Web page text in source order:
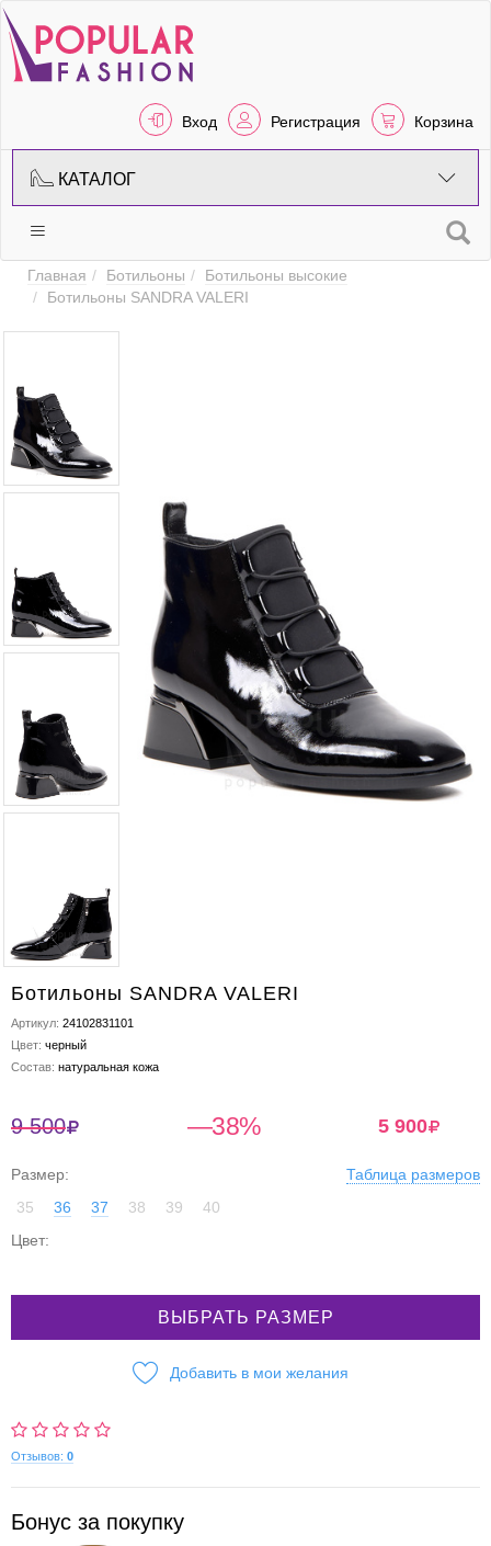
Вход Регистрация Корзина
КАТАЛОГ
Главная Ботильоны
Ботильоны высокие
Ботильоны SANDRA VALERI
Ботильоны SANDRA VALERI
Артикул: 24102831101
Цвет: черный
Состав: натуральная кожа
9 500 —38% 5 900
Размер:
Таблица размеров
35
36 37 38 39
40
Цвет:
ВЫБРАТЬ РАЗМЕР
Добавить в мои желания
Отзывов: 0
Бонус за покупку